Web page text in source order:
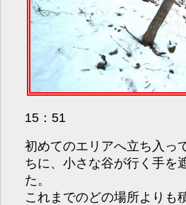
15：51
初めてのエリアへ立ち入っ
ちに、小さな谷が行く手を
た。
これまでのどの場所よりも